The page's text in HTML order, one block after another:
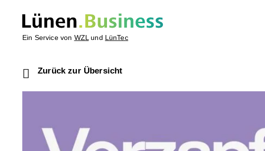
Ein Service von WZL und LünTec
Zurück zur Übersicht